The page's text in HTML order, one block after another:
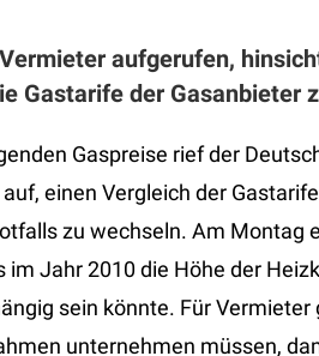
aufgerufen,
Gastarife der Gasanbieter
Gaspreise rief der
einen Vergleich der
zu wechseln. Am Montag
im Jahr 2010 die Höhe der
sein könnte. Für Vermieter
unternehmen müssen,